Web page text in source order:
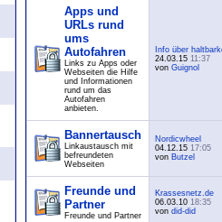
Apps und
URLs rund
ums
Autofahren
Links zu Apps oder
Webseiten die Hilfe
und Informationen
rund um das
Autofahren
anbieten.
Info über
24.03.15 11:37
von Guignol
Bannertausch
Linkaustausch mit
befreundeten
Webseiten
Nordicwheel
04.12.15 17:05
von Butzel
Freunde und
Partner
Freunde und Partner
Krassesnetz.de
06.03.10 18:35
von did-did